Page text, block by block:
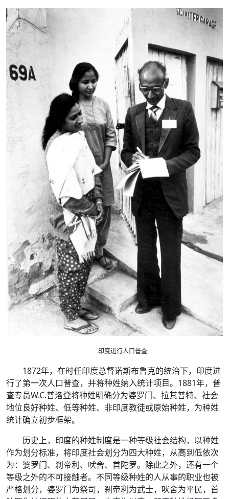
印度进行人口普查
1872年，在时任印度总督诺斯布鲁克的统治下，印度进
行了第一次人口普查，并将种姓纳入统计项目。1881年，普
查专员W.C.普洛登将种姓明确分为婆罗门、拉其普特、社会
地位良好种姓、低等种姓、非印度教徒或原始种姓，为种姓
统计确立初步框架。
历史上，印度的种姓制度是一种等级社会结构，以种姓
作为划分标准，将印度社会划分为四大种姓，从高到低依次
为：婆罗门、刹帝利、吠舍、首陀罗。除此之外，还有一个
等级之外的不可接触者。不同等级种姓的人从事的职业也被
严格划分，婆罗门为祭司，刹帝利为武士，吠舍为平民，首